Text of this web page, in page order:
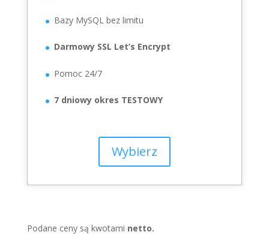
Bazy MySQL bez limitu
Darmowy SSL Let’s Encrypt
Pomoc 24/7
7 dniowy okres TESTOWY
Wybierz
Podane ceny są kwotami netto.